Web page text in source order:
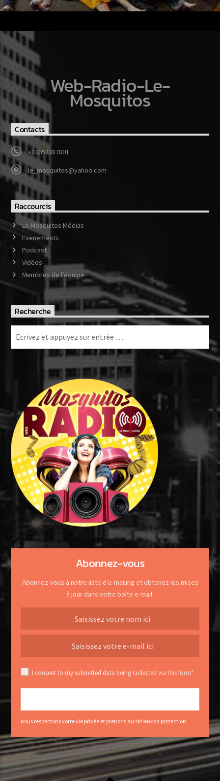
Web-Radio-Le-
Mosquitos
Contacts
+33652387801
le_mosquitos@yahoo.com
Raccourcis
Le Mosquitos Médias
Evenements
Podcast
Vidéos
Membres de l’équipe
Recherche
Abonnez-vous
Abonnez-vous à notre liste d’e-mailing et obtenez les mises
à jour dans votre boîte e-mail.
I consent to my submitted data being collected via this form*
nous respectons votre vie privée et prenons au sérieux sa protection